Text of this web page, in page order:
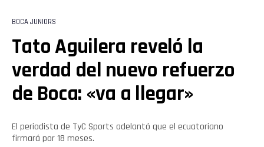
BOCA JUNIORS
Tato Aguilera reveló la
verdad del nuevo refuerzo
de Boca: «va a llegar»
El periodista de TyC Sports adelantó que el ecuatoriano
firmará por 18 meses.